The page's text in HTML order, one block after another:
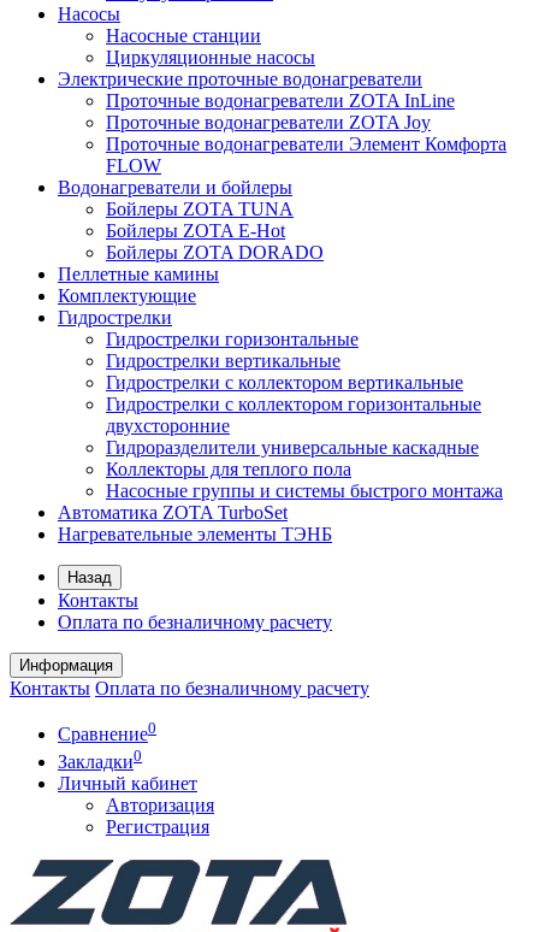
Насосы
Насосные станции
Циркуляционные насосы
Электрические проточные водонагреватели
Проточные водонагреватели ZOTA InLine
Проточные водонагреватели ZOTA Joy
Проточные водонагреватели Элемент Комфорта
FLOW
Водонагреватели и бойлеры
Бойлеры ZOTA TUNA
Бойлеры ZOTA E-Hot
Бойлеры ZOTA DORADO
Пеллетные камины
Комплектующие
Гидрострелки
Гидрострелки горизонтальные
Гидрострелки вертикальные
Гидрострелки с коллектором вертикальные
Гидрострелки с коллектором горизонтальные
двухсторонние
Гидроразделители универсальные каскадные
Коллекторы для теплого пола
Насосные группы и системы быстрого монтажа
Автоматика ZOTA TurboSet
Нагревательные элементы ТЭНБ
Назад
Контакты
Оплата по безналичному расчету
Информация
Контакты Оплата по безналичному расчету
Сравнение0
Закладки0
Личный кабинет
Авторизация
Регистрация